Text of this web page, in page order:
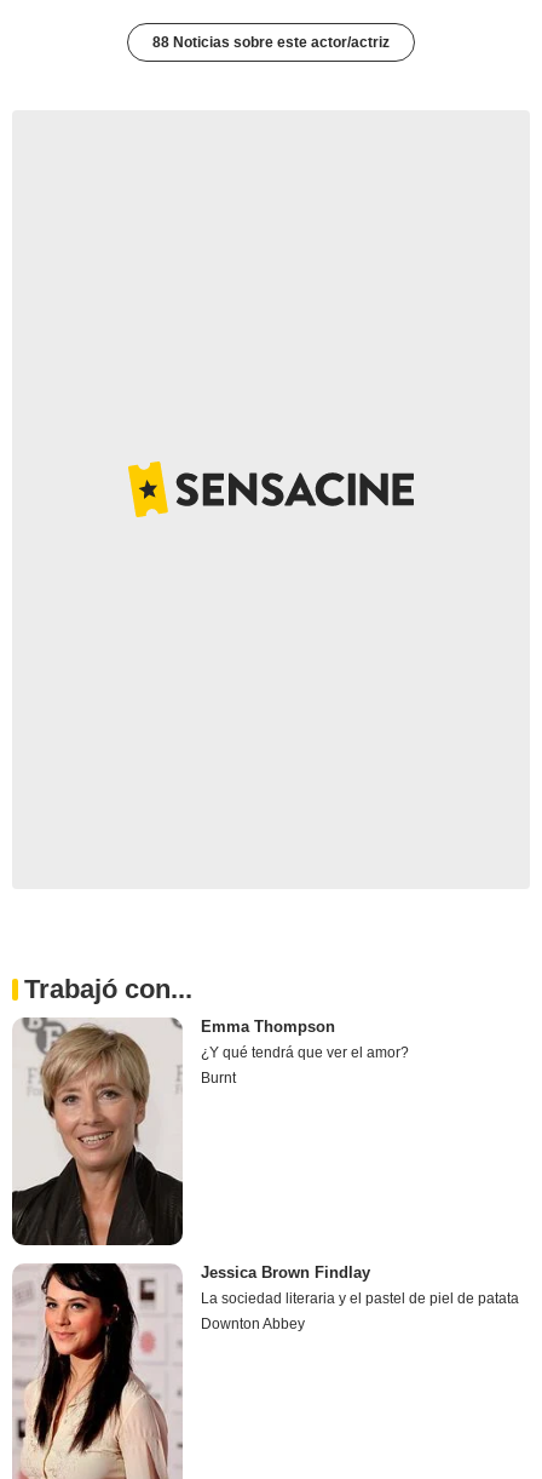
88 Noticias sobre este actor/actriz
Trabajó con...
Emma Thompson
¿Y qué tendrá que ver el amor?
Burnt
Jessica Brown Findlay
La sociedad literaria y el pastel de piel de patata
Downton Abbey